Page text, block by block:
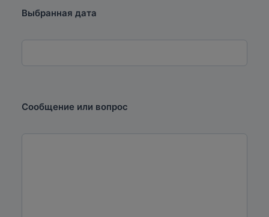
Выбранная дата
Сообщение или вопрос